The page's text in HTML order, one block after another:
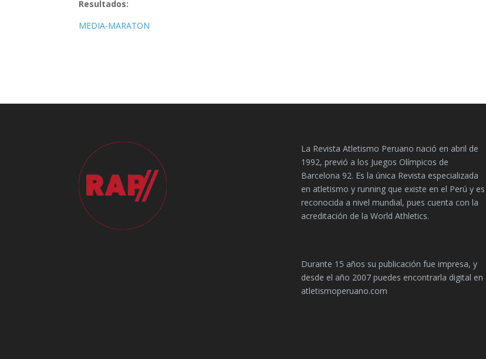
Resultados:
MEDIA-MARATON
La Revista Atletismo Peruano nació en abril de
1992, previó a los Juegos Olímpicos de
Barcelona 92. Es la única Revista especializada
en atletismo y running que existe en el Perú y es
reconocida a nivel mundial, pues cuenta con la
acreditación de la World Athletics.
Durante 15 años su publicación fue impresa, y
desde el año 2007 puedes encontrarla digital en
atletismoperuano.com